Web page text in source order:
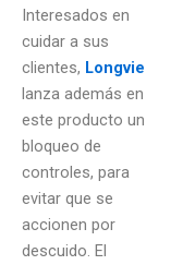
Interesados en
cuidar a sus
clientes, Longvie
lanza además en
este producto un
bloqueo de
controles, para
evitar que se
accionen por
descuido. El